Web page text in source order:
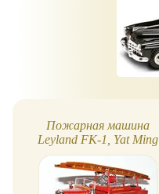
Пожарная машина
Leyland FK-1, Yat Ming